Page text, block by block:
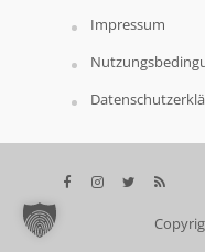
Impressum